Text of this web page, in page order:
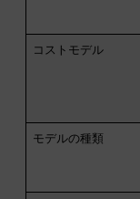
コストモデル
モデルの種類